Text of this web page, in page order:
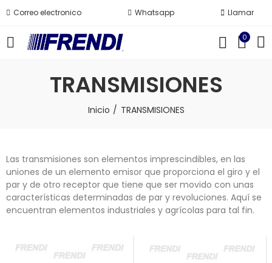
Correo electronico Whatsapp Llamar
0
TRANSMISIONES
Inicio TRANSMISIONES
Las transmisiones son elementos imprescindibles, en las
uniones de un elemento emisor que proporciona el giro y el
par y de otro receptor que tiene que ser movido con unas
características determinadas de par y revoluciones. Aquí se
encuentran elementos industriales y agrícolas para tal fin.